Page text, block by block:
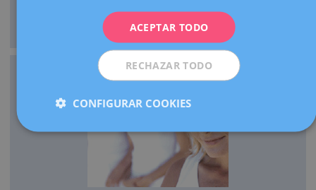
ACEPTAR TODO
RECHAZAR TODO
CONFIGURAR COOKIES